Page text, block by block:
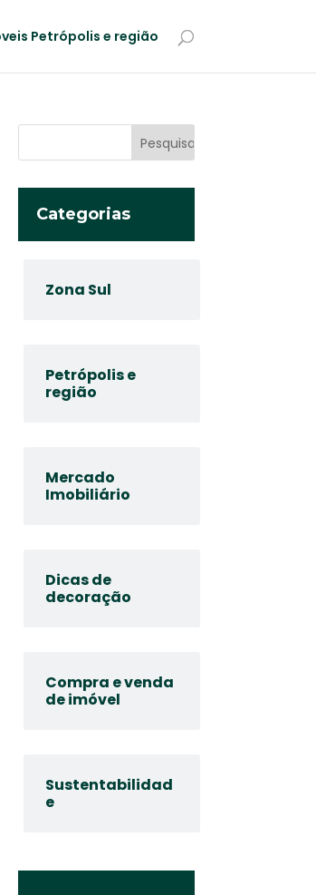
Petrópolis e região
Categorias
Zona Sul
Petrópolis e
região
Mercado
Imobiliário
Dicas de
decoração
Compra e venda
de imóvel
Sustentabilidad
e